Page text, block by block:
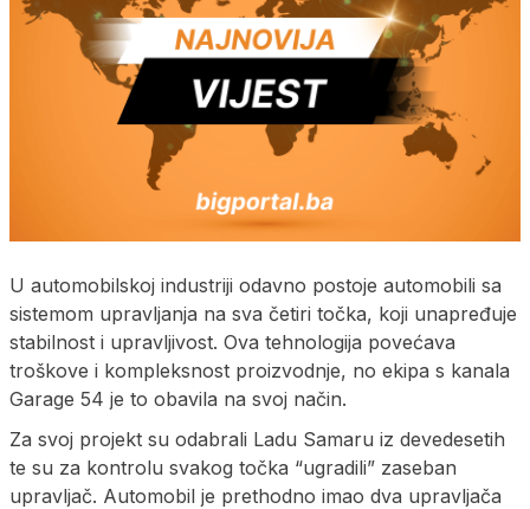
U automobilskoj industriji odavno postoje automobili sa
sistemom upravljanja na sva četiri točka, koji unapređuje
stabilnost i upravljivost. Ova tehnologija povećava
troškove i kompleksnost proizvodnje, no ekipa s kanala
Garage 54 je to obavila na svoj način.
Za svoj projekt su odabrali Ladu Samaru iz devedesetih
te su za kontrolu svakog točka “ugradili” zaseban
upravljač. Automobil je prethodno imao dva upravljača